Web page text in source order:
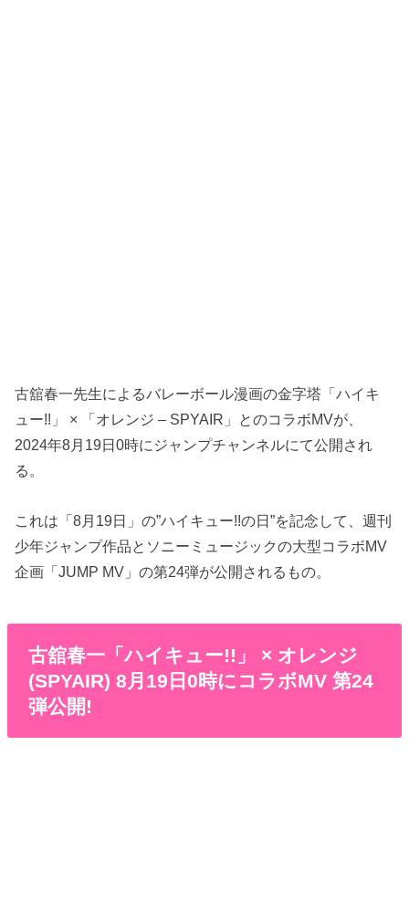
古舘春一先生によるバレーボール漫画の金字塔「ハイキ
ュー!!」 × 「オレンジ – SPYAIR」とのコラボMVが、
2024年8月19日0時にジャンプチャンネルにて公開され
る。
これは「8月19日」の”ハイキュー!!の日”を記念して、週刊
少年ジャンプ作品とソニーミュージックの大型コラボMV
企画「JUMP MV」の第24弾が公開されるもの。
古舘春一「ハイキュー!!」 × オレンジ
(SPYAIR) 8月19日0時にコラボMV 第24
弾公開!